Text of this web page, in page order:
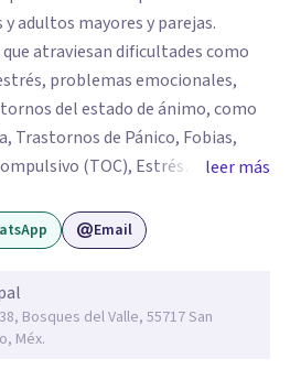
adultos mayores y parejas.
atraviesan dificultades como
problemas emocionales,
del estado de ánimo, como
Trastornos de Pánico, Fobias,
(TOC), Estrés
(TDAH) en
situaciones de duelo o pérdidas
donde cada persona pueda
y encontrar herramientas
y afrontar sus desafíos.
leer más
Email
Bosques del Valle, 55717 San
Méx.